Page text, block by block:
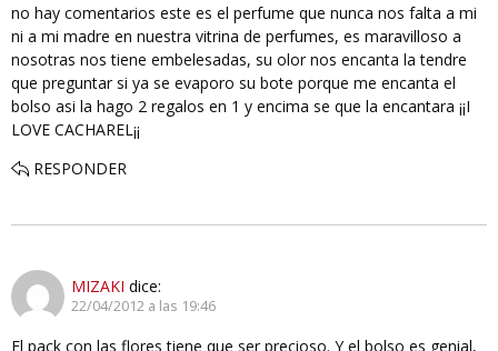
no hay comentarios este es el perfume que nunca nos falta a mi
ni a mi madre en nuestra vitrina de perfumes, es maravilloso a
nosotras nos tiene embelesadas, su olor nos encanta la tendre
que preguntar si ya se evaporo su bote porque me encanta el
bolso asi la hago 2 regalos en 1 y encima se que la encantara ¡¡I
LOVE CACHAREL¡¡
RESPONDER
MIZAKI dice:
22/04/2012 a las 19:46
El pack con las flores tiene que ser precioso. Y el bolso es genial,